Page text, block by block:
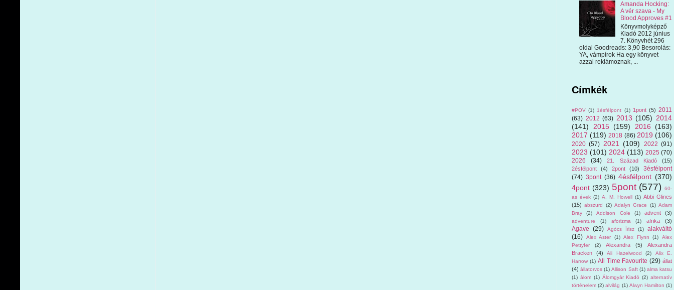
Amanda Hocking:
A vér szava - My
Blood Approves #1
Könyvmolyképző
Kiadó 2012 június
7. Könyvhét 296
oldal Goodreads: 3,90 Besorolás:
YA, vámpírok Ha egy könyvet
azzal reklámoznak, ...
Címkék
#POV (1) 1ésfélpont (1) 1pont (5) 2011
(63) 2012 (63) 2013 (105) 2014
(141)
2015 (159) 2016
(163)
2017 (119) 2018 (86) 2019 (106)
2020 (57) 2021 (109) 2022 (91)
2023 (101) 2024 (113) 2025 (70)
2026
(34) 21. Század Kiadó
(15)
2ésfélpont
(4) 2pont (10)
3ésfélpont
(74) 3pont (36) 4ésfélpont (370)
4pont (323) 5pont (577) 60-
as évek (2) A. M. Howell (1) Abbi Glines
(15) abszurd (2) Adalyn Grace (1) Adam
Bray
(2) Addison Cole (1) advent (3)
adventure (1) aforizma (1) afrika (3)
Agave (29) Agócs Írisz (1)
alakváltó
(16)
Alex Aster (1) Alex Flynn (1)
Alex
Pettyfer
(2) Alexandra (5)
Alexandra
Bracken
(4) Ali Hazelwood (2)
Alix E.
Harrow (1) All Time Favourite (29) állat
(4) állatorvos (1) Allison Saft (1) alma katsu
(1) álom (1) Álomgyár Kiadó (2) alternatív
történelem (2) alvilág (1) Alwyn Hamilton (1)